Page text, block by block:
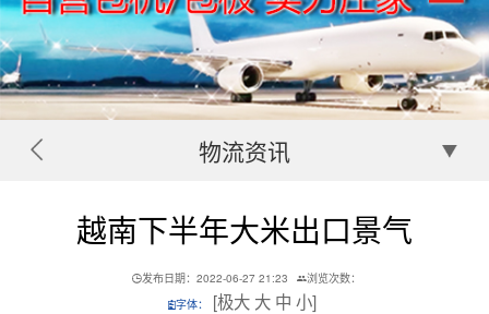
物流资讯
越南下半年大米出口景气
发布日期：2022-06-27 21:23
浏览次数：
字体：
[极大 大 中 小]